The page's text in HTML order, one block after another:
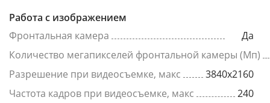
Работа с изображением
Фронтальная камера
Да
Количество мегапикселей фронтальной камеры (Мп)
Разрешение при видеосъемке, макс
3840x2160
Частота кадров при видеосъемке, макс
240